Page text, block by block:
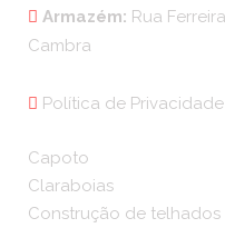
Armazém: Rua
Cambra
Política de Privacidade
Capoto
Claraboias
Construção de telhados